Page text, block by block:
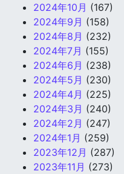
2024年10月 (167)
2024年9月 (158)
2024年8月 (232)
2024年7月 (155)
2024年6月 (238)
2024年5月 (230)
2024年4月 (225)
2024年3月 (240)
2024年2月 (247)
2024年1月 (259)
2023年12月 (287)
2023年11月 (273)